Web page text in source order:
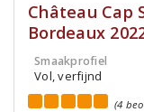
Château Cap
Bordeaux
Smaakprofiel
Vol, verfijnd
(4